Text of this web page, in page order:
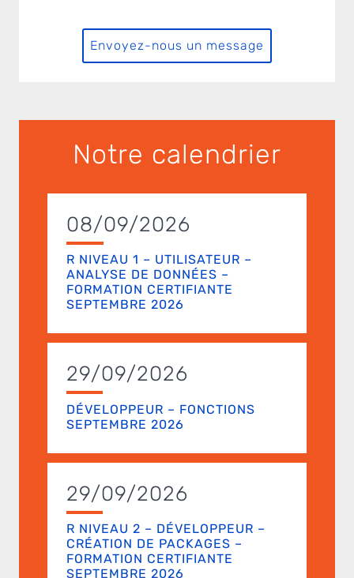
Envoyez-nous un message
Notre calendrier
08/09/2026
R NIVEAU 1 – UTILISATEUR –
ANALYSE DE DONNÉES –
FORMATION CERTIFIANTE
SEPTEMBRE 2026
29/09/2026
DÉVELOPPEUR – FONCTIONS
SEPTEMBRE 2026
29/09/2026
R NIVEAU 2 – DÉVELOPPEUR –
CRÉATION DE PACKAGES –
FORMATION CERTIFIANTE
SEPTEMBRE 2026